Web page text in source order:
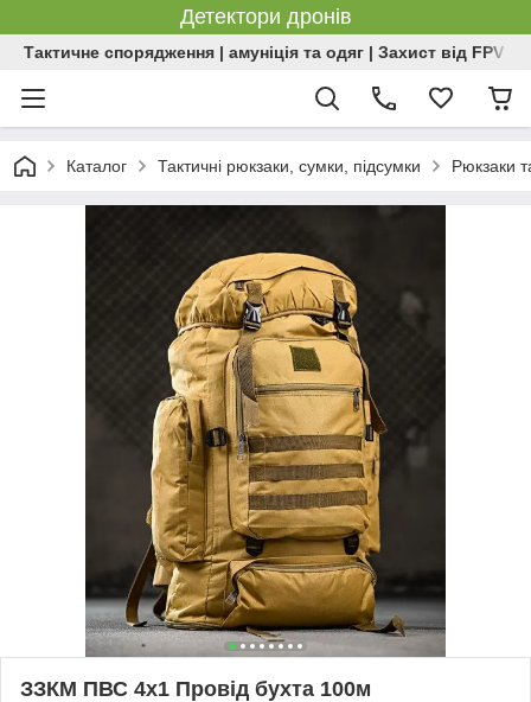
Детектори дронів
Тактичне спорядження | амуніція та одяг | Захист від FPV |
Каталог Тактичні рюкзаки, сумки, підсумки Рюкзаки
ЗЗКМ ПВС 4х1 Провід бухта 100м